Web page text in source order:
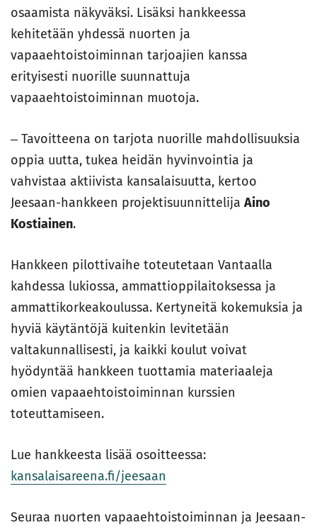
osaamista näkyväksi. Lisäksi hankkeessa
kehitetään yhdessä nuorten ja
vapaaehtoistoiminnan tarjoajien kanssa
erityisesti nuorille suunnattuja
vapaaehtoistoiminnan muotoja.
‒ Tavoitteena on tarjota nuorille mahdollisuuksia
oppia uutta, tukea heidän hyvinvointia ja
vahvistaa aktiivista kansalaisuutta, kertoo
Jeesaan-hankkeen projektisuunnittelija Aino
Kostiainen.
Hankkeen pilottivaihe toteutetaan Vantaalla
kahdessa lukiossa, ammattioppilaitoksessa ja
ammattikorkeakoulussa. Kertyneitä kokemuksia ja
hyviä käytäntöjä kuitenkin levitetään
valtakunnallisesti, ja kaikki koulut voivat
hyödyntää hankkeen tuottamia materiaaleja
omien vapaaehtoistoiminnan kurssien
toteuttamiseen.
Lue hankkeesta lisää osoitteessa:
kansalaisareena.fi/jeesaan
Seuraa nuorten vapaaehtoistoiminnan ja Jeesaan-